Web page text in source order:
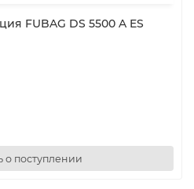
FUBAG DS 5500 A ES
о поступлении